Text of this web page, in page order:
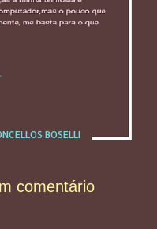
BOSELLI
comentário